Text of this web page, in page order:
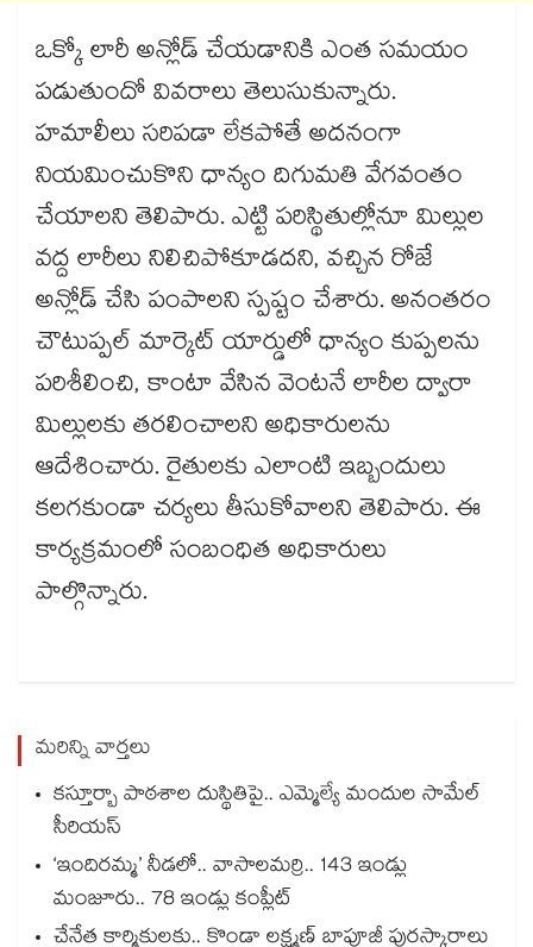
ఒక్కో లారీ అన్లోడ్ చేయడానికి ఎంత సమయం
పడుతుందో వివరాలు తెలుసుకున్నారు.
హమాలీలు సరిపడా లేకపోతే అదనంగా
నియమించుకొని ధాన్యం దిగుమతి వేగవంతం
చేయాలని తెలిపారు. ఎట్టి పరిస్థితుల్లోనూ మిల్లుల
వద్ద లారీలు నిలిచిపోకూడదని, వచ్చిన రోజే
అన్లోడ్ చేసి పంపాలని స్పష్టం చేశారు. అనంతరం
చౌటుప్పల్ మార్కెట్ యార్డులో ధాన్యం కుప్పలను
పరిశీలించి, కాంటా వేసిన వెంటనే లారీల ద్వారా
మిల్లులకు తరలించాలని అధికారులను
ఆదేశించారు. రైతులకు ఎలాంటి ఇబ్బందులు
కలగకుండా చర్యలు తీసుకోవాలని తెలిపారు. ఈ
కార్యక్రమంలో సంబంధిత అధికారులు
పాల్గొన్నారు.
మరిన్ని వార్తలు
కస్తూర్బా పాఠశాల దుస్థితిపై.. ఎమ్మెల్యే మందుల సామేల్
సీరియస్
‘ఇందిరమ్మ’ నీడలో.. వాసాలమర్రి.. 143 ఇండ్లు
మంజూరు.. 78 ఇండ్లు కంప్లీట్
చేనేత కార్మికులకు.. కొండా లక్ష్మణ్ బాపూజీ పురస్కారాలు